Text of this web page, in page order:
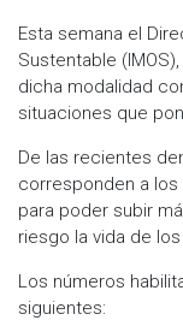
Esta semana el
Sustentable
dicha modalidad
situaciones que
De las recientes
corresponden a
para poder subir
riesgo la vida de
Los números
siguientes: